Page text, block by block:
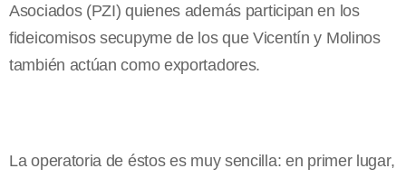
Asociados (PZI) quienes además participan en los
fideicomisos secupyme de los que Vicentín y Molinos
también actúan como exportadores.
La operatoria de éstos es muy sencilla: en primer lugar,